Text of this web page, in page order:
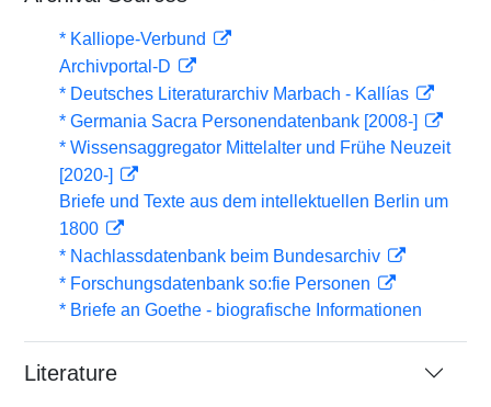
* Kalliope-Verbund
Archivportal-D
* Deutsches Literaturarchiv Marbach - Kallías
* Germania Sacra Personendatenbank [2008-]
* Wissensaggregator Mittelalter und Frühe Neuzeit
[2020-]
Briefe und Texte aus dem intellektuellen Berlin um
1800
* Nachlassdatenbank beim Bundesarchiv
* Forschungsdatenbank so:fie Personen
* Briefe an Goethe - biografische Informationen
Literature